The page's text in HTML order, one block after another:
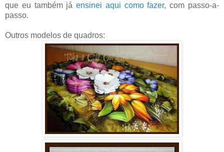
que eu também jáensinei aqui como fazer, com passo-a-
passo.
Outros modelos de quadros: